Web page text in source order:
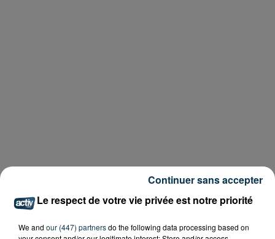
Le respect de votre vie privée est notre priorité
We and our (447) partnersdo the following data processing based on
Continuer sans accepter